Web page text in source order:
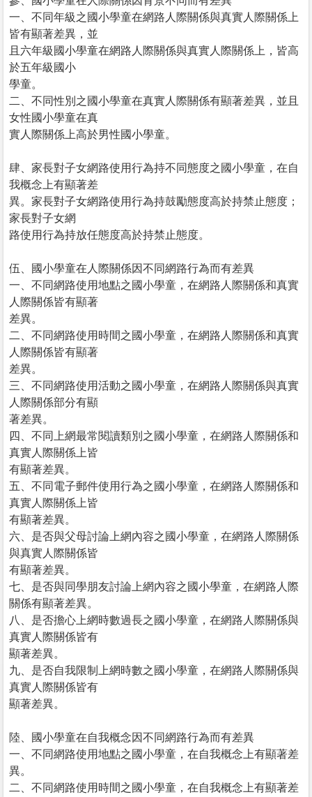
一、不同年級之國小學童在網路人際關係與真實人際關係上
皆有顯著差異，並
且六年級國小學童在網路人際關係與真實人際關係上，皆高
於五年級國小
學童。
二、不同性別之國小學童在真實人際關係有顯著差異，並且
女性國小學童在真
實人際關係上高於男性國小學童。
肆、家長對子女網路使用行為持不同態度之國小學童，在自
我概念上有顯著差
異。家長對子女網路使用行為持鼓勵態度高於持禁止態度；
家長對子女網
路使用行為持放任態度高於持禁止態度。
伍、國小學童在人際關係因不同網路行為而有差異
一、不同網路使用地點之國小學童，在網路人際關係和真實
人際關係皆有顯著
差異。
二、不同網路使用時間之國小學童，在網路人際關係和真實
人際關係皆有顯著
差異。
三、不同網路使用活動之國小學童，在網路人際關係與真實
人際關係部分有顯
著差異。
四、不同上網最常閱讀類別之國小學童，在網路人際關係和
真實人際關係上皆
有顯著差異。
五、不同電子郵件使用行為之國小學童，在網路人際關係和
真實人際關係上皆
有顯著差異。
六、是否與父母討論上網內容之國小學童，在網路人際關係
與真實人際關係皆
有顯著差異。
七、是否與同學朋友討論上網內容之國小學童，在網路人際
關係有顯著差異。
八、是否擔心上網時數過長之國小學童，在網路人際關係與
真實人際關係皆有
顯著差異。
九、是否自我限制上網時數之國小學童，在網路人際關係與
真實人際關係皆有
顯著差異。
陸、國小學童在自我概念因不同網路行為而有差異
一、不同網路使用地點之國小學童，在自我概念上有顯著差
異。
二、不同網路使用時間之國小學童，在自我概念上有顯著差